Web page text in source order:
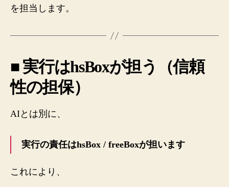
を担当します。
■ 実行はhsBoxが担う（信頼
性の担保）
AIとは別に、
実行の責任はhsBox / freeBoxが担います
これにより、